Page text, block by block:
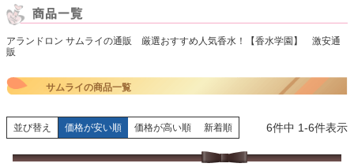
アランドロン サムライの通販 厳選おすすめ人気香水！【香水学園】 激安通
販
サムライの商品一覧
並び替え 価格が安い順 価格が高い順 新着順 6件中 1-6件表示